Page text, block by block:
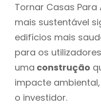
Tornar Casas
mais sustentável
edifícios mais
para os
uma construção
impacte
o investidor.